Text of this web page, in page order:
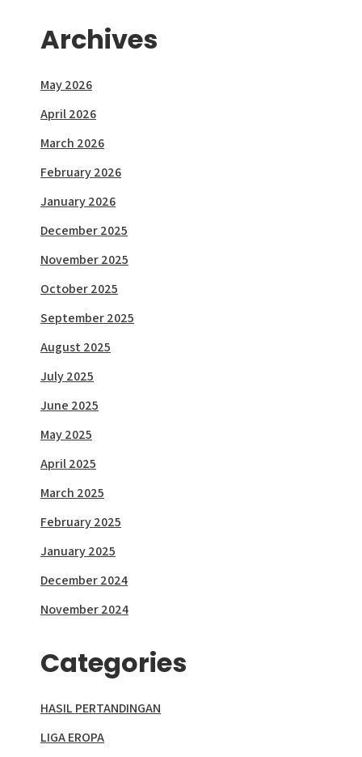
Archives
May 2026
April 2026
March 2026
February 2026
January 2026
December 2025
November 2025
October 2025
September 2025
August 2025
July 2025
June 2025
May 2025
April 2025
March 2025
February 2025
January 2025
December 2024
November 2024
Categories
HASIL PERTANDINGAN
LIGA EROPA